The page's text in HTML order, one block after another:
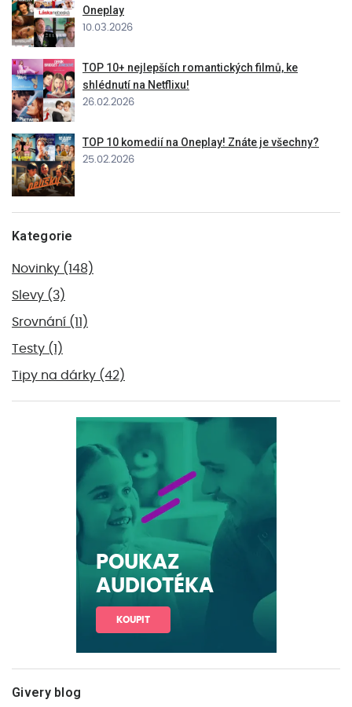
Oneplay
10.03.2026
TOP 10+ nejlepších romantických filmů, ke
shlédnutí na Netflixu!
26.02.2026
TOP 10 komedií na Oneplay! Znáte je všechny?
25.02.2026
Kategorie
Novinky (148)
Slevy (3)
Srovnání (11)
Testy (1)
Tipy na dárky (42)
POUKAZ
AUDIOTÉKA
KOUPIT
Givery blog